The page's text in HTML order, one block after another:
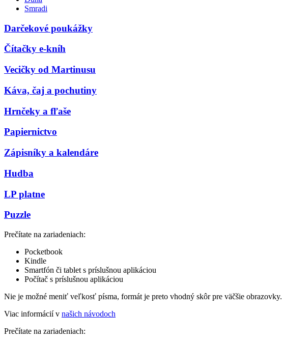
Smradi
Darčekové poukážky
Čítačky e-kníh
Vecičky od Martinusu
Káva, čaj a pochutiny
Hrnčeky a fľaše
Papiernictvo
Zápisníky a kalendáre
Hudba
LP platne
Puzzle
Prečítate na zariadeniach:
Pocketbook
Kindle
Smartfón či tablet s príslušnou aplikáciou
Počítač s príslušnou aplikáciou
Nie je možné meniť veľkosť písma, formát je preto vhodný skôr pre väčšie obrazovky.
Viac informácií v našich návodoch
Prečítate na zariadeniach: